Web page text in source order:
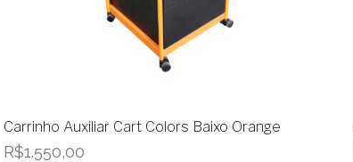
Carrinho Auxiliar Cart Colors Baixo Orange
R$1.550,00